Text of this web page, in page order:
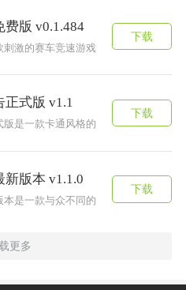
版 v0.1.484
刺激的赛车竞速游戏，游戏中拥有超
下载
正式版 v1.1
版是一款卡通风格的经营模拟游戏，
下载
新版本 v1.1.0
本是一款与众不同的回合制战斗游戏
下载
更多